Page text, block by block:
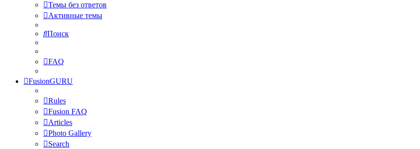
Темы без ответов
Активные темы
Поиск
FAQ
FusionGURU
Rules
Fusion FAQ
Articles
Photo Gallery
Search